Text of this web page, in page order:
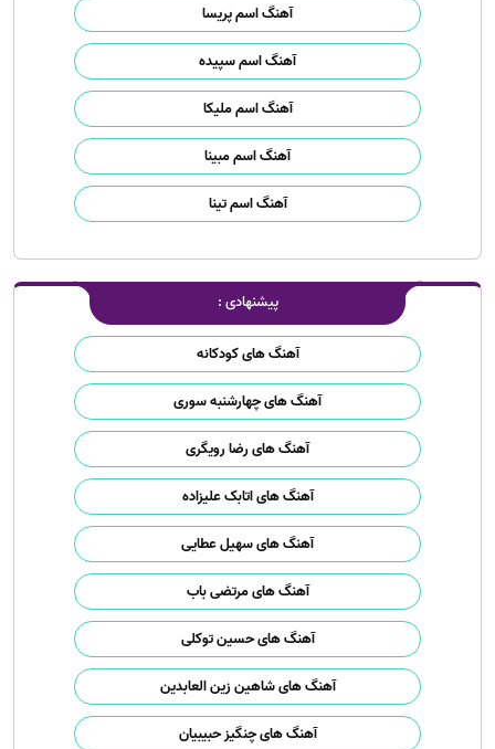
آهنگ اسم پریسا
آهنگ اسم سپیده
آهنگ اسم ملیکا
آهنگ اسم مبینا
آهنگ اسم تینا
پیشنهادی :
آهنگ های کودکانه
آهنگ های چهارشنبه سوری
آهنگ های رضا رویگری
آهنگ های اتابک علیزاده
آهنگ های سهیل عطایی
آهنگ های مرتضی باب
آهنگ های حسین توکلی
آهنگ های شاهین زین العابدین
آهنگ های چنگیز حبیبیان